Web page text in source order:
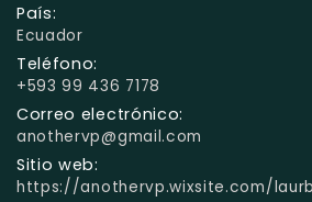
País:
Ecuador
Teléfono:
+593 99 436 7178
Correo electrónico:
anothervp@gmail.com
Sitio web:
https://anothervp.wixsite.com/